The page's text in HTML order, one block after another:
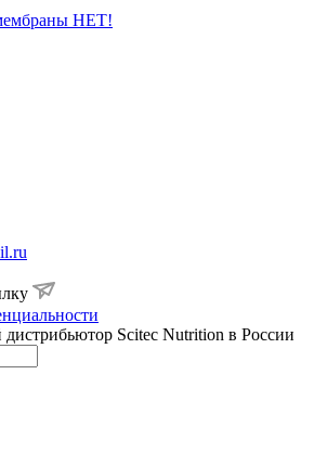
НЕТ!
Scitec Nutrition в России